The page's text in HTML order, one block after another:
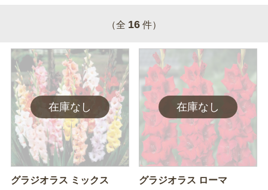
（全 16 件）
グラジオラス ミックス グラジオラス ローマ